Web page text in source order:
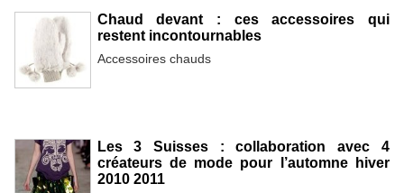
Chaud devant : ces accessoires qui
restent incontournables
Accessoires chauds
Les 3 Suisses : collaboration avec 4
créateurs de mode pour l’automne hiver
2010 2011